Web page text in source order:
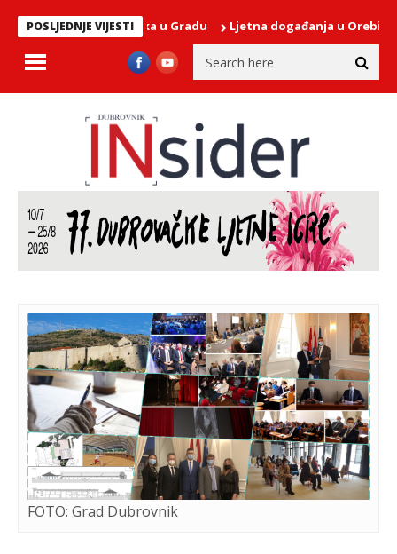
POSLJEDNJE VIJESTI
Sv. Dominika u Gradu Ljetna događanja u Orebiću: pučke
FOTO: Grad Dubrovnik